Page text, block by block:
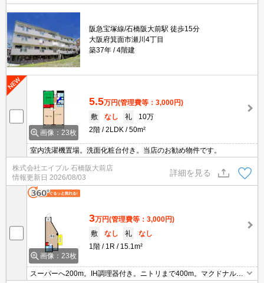
阪急宝塚線/石橋阪大前駅 徒歩15分
大阪府箕面市瀬川4丁目
築37年
4階建
画像：23枚
5.5万円(管理費等：3,000円)
敷
なし 礼
10万
2階
2LDK 50m²
室内洗濯機置場。洗面化粧台付き。当店のお勧め物件です。
株式会社エイブル 石橋阪大前店
情報更新日 2026/08/03
詳細を見る
画像：23枚
3万円(管理費等：3,000円)
敷
なし 礼
なし
1階
1R 15.1m²
スーパーへ200m。IH調理器付き。ニトリまで400m。マクドナルド